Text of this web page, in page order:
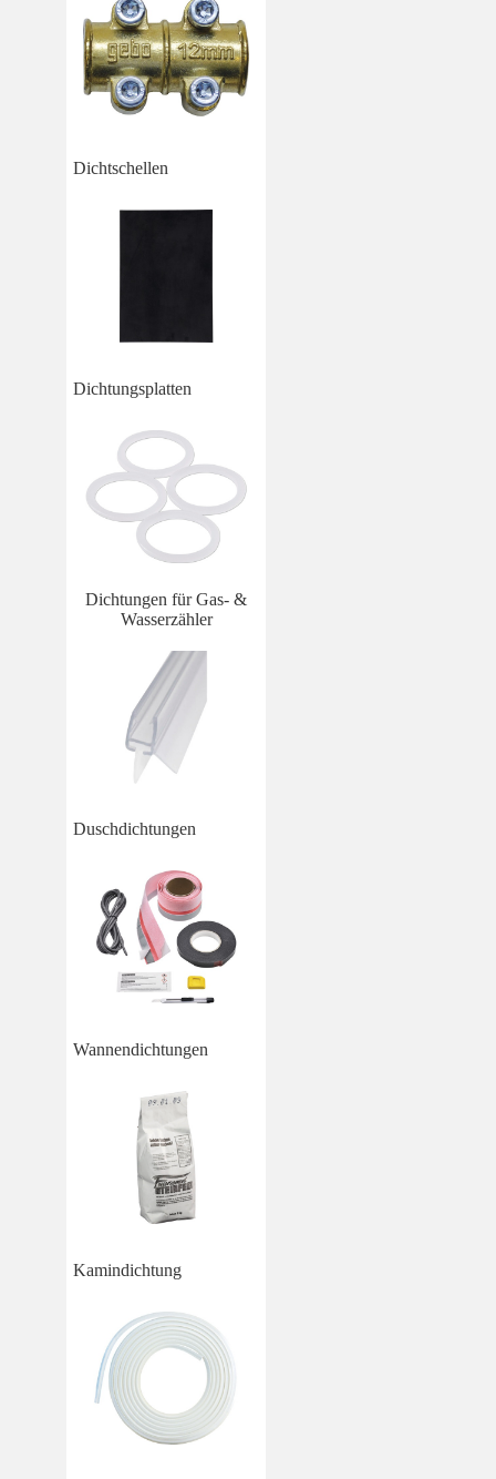
Dichtschellen
Dichtungsplatten
Dichtungen für Gas- &
Wasserzähler
Duschdichtungen
Wannendichtungen
Kamindichtung